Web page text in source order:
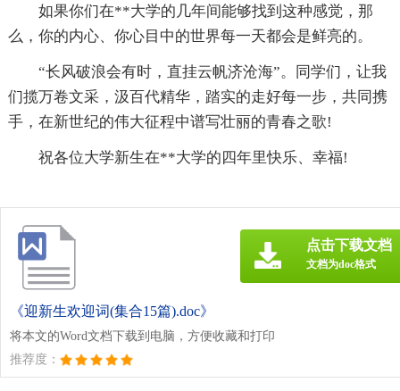
如果你们在**大学的几年间能够找到这种感觉，那
么，你的内心、你心目中的世界每一天都会是鲜亮的。
“长风破浪会有时，直挂云帆济沧海”。同学们，让我
们揽万卷文采，汲百代精华，踏实的走好每一步，共同携
手，在新世纪的伟大征程中谱写壮丽的青春之歌!
祝各位大学新生在**大学的四年里快乐、幸福!
《迎新生欢迎词(集合15篇).doc》
将本文的Word文档下载到电脑，方便收藏和打印
推荐度：
点击下载文档
文档为doc格式